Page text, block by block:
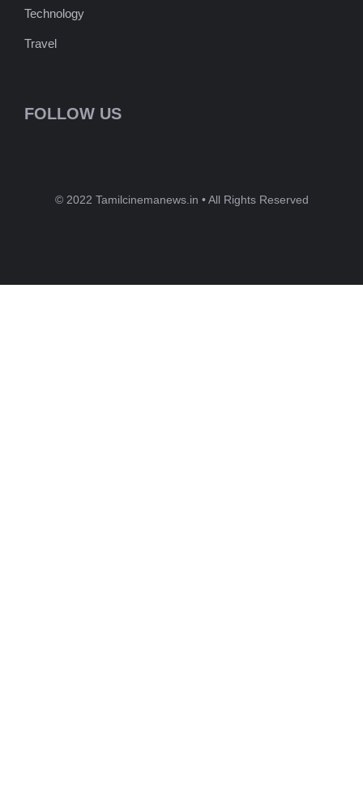
Technology
Travel
FOLLOW US
© 2022 Tamilcinemanews.in • All Rights Reserved